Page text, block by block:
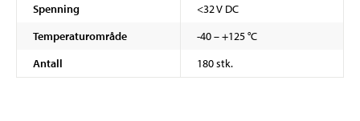
Spenning
<32 V DC
Temperaturområde
-40 – +125 °C
Antall
180 stk.